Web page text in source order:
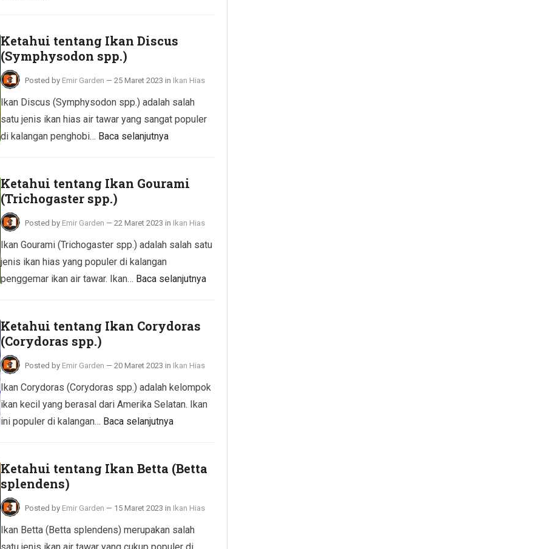
Ketahui tentang Ikan Discus
(Symphysodon spp.)
Posted by Emir Garden — 25 Maret 2023 in Ikan Hias
Ikan Discus (Symphysodon spp.) adalah salah
satu jenis ikan hias air tawar yang sangat populer
di kalangan penghobi… Baca selanjutnya
Ketahui tentang Ikan Gourami
(Trichogaster spp.)
Posted by Emir Garden — 22 Maret 2023 in Ikan Hias
Ikan Gourami (Trichogaster spp.) adalah salah satu
jenis ikan hias yang populer di kalangan
penggemar ikan air tawar. Ikan… Baca selanjutnya
Ketahui tentang Ikan Corydoras
(Corydoras spp.)
Posted by Emir Garden — 20 Maret 2023 in Ikan Hias
Ikan Corydoras (Corydoras spp.) adalah kelompok
ikan kecil yang berasal dari Amerika Selatan. Ikan
ini populer di kalangan… Baca selanjutnya
Ketahui tentang Ikan Betta (Betta
splendens)
Posted by Emir Garden — 15 Maret 2023 in Ikan Hias
Ikan Betta (Betta splendens) merupakan salah